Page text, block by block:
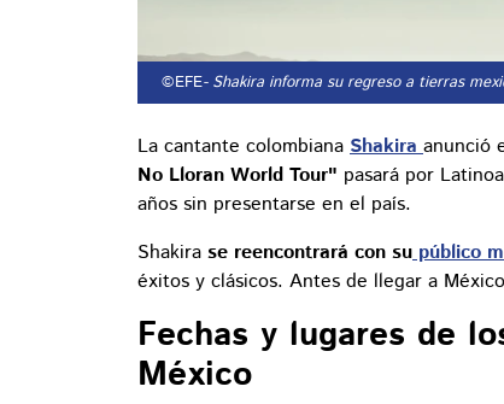
©EFE- Shakira informa su regreso a tierras
La cantante colombiana Shakira anunció
No Lloran World Tour" pasará por
años sin presentarse en el país.
Shakira se reencontrará con supúblico
éxitos y clásicos. Antes de llegar a
Fechas y lugares de
México